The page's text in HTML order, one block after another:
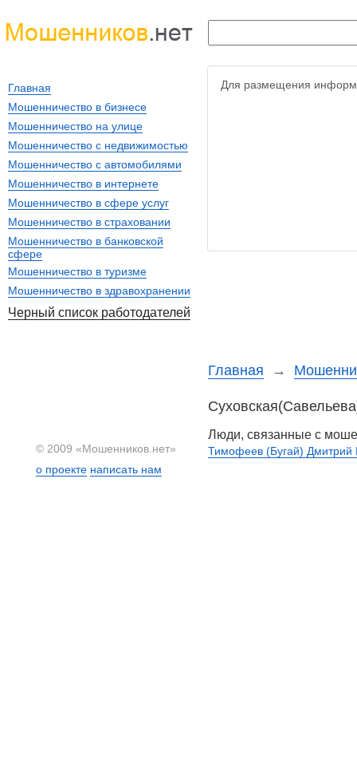
Для размещения
Главная →
Люди, связанные с
Тимофеев (Бугай) Дмитрий
Главная
Мошенничество в бизнесе
Мошенничество на улице
Мошенничество с недвижимостью
Мошенничество с автомобилями
Мошенничество в интернете
Мошенничество в сфере услуг
Мошенничество в страховании
Мошенничество в банковской
сфере
Мошенничество в туризме
Мошенничество в здравохранении
Черный список работодателей
© 2009 «Мошенников.нет»
о проекте написать нам